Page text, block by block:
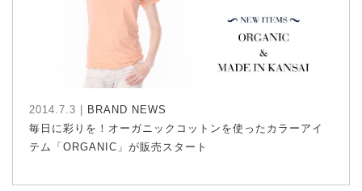
2014.7.3 |
BRAND NEWS
毎日に彩りを！オーガニックコットンを使ったカラーアイ
テム「ORGANIC」が販売スタート